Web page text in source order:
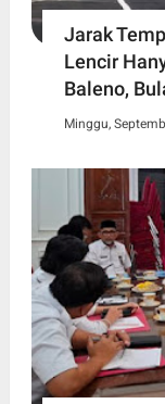
Jarak
Lencir
Baleno,
Minggu,